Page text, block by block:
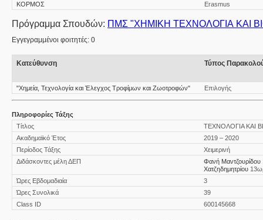
ΚΟΡΜΟΣ Erasmus
Πρόγραμμα Σπουδών: ΠΜΣ "ΧΗΜΙΚΗ ΤΕΧΝΟΛΟΓΙΑ ΚΑΙ
Εγγεγραμμένοι φοιτητές: 0
Κατεύθυνση Τύπος
"Χημεία, Τεχνολογία και Έλεγχος Τροφίμων και Ζωοτροφών" Επιλογής
Πληροφορίες Τάξης
Τίτλος
ΤΕΧΝΟΛΟΓΙΑ ΚΑΙ
Ακαδημαϊκό Έτος
2019 – 2020
Περίοδος Τάξης
Χειμερινή
Διδάσκοντες μέλη ΔΕΠ
Φανή Μαντζουρίδου
Χατζηδημητρίου
Ώρες Εβδομαδιαία
3
Ώρες Συνολικά
39
Class ID
600145668